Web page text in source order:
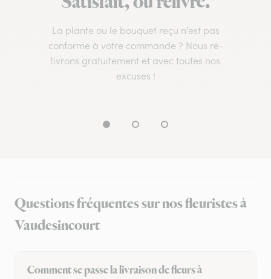
La plante ou le bouquet reçu n’est pas
conforme à votre commande ? Nous re-
livrons gratuitement et avec toutes nos
excuses !
Questions fréquentes sur nos fleuristes à
Vaudesincourt
Comment se passe la livraison de fleurs à